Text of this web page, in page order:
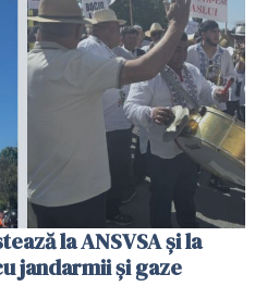
la ANSVSA și la
jandarmii și gaze